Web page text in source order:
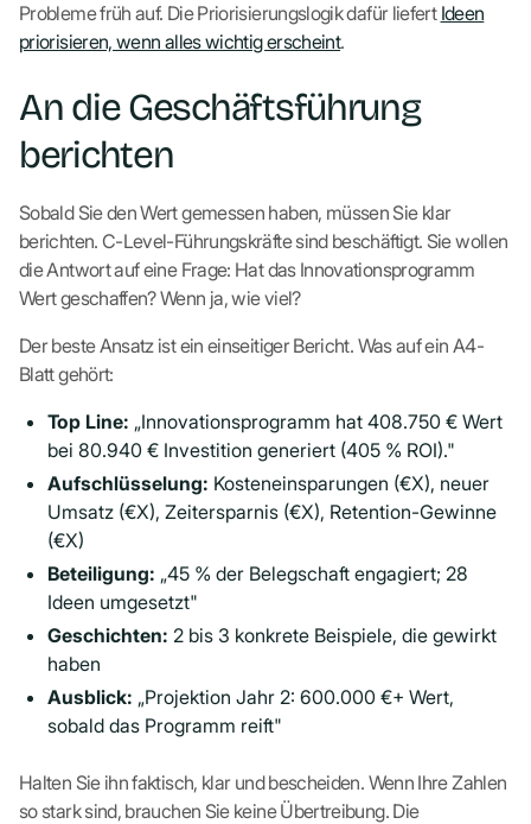
Probleme früh auf. Die Priorisierungslogik dafür liefert Ideen
priorisieren, wenn alles wichtig erscheint.
An die Geschäftsführung
berichten
Sobald Sie den Wert gemessen haben, müssen Sie klar
berichten. C-Level-Führungskräfte sind beschäftigt. Sie wollen
die Antwort auf eine Frage: Hat das Innovationsprogramm
Wert geschaffen? Wenn ja, wie viel?
Der beste Ansatz ist ein einseitiger Bericht. Was auf ein A4-
Blatt gehört:
Top Line: „Innovationsprogramm hat 408.750 € Wert
bei 80.940 € Investition generiert (405 % ROI)."
Aufschlüsselung: Kosteneinsparungen (€X), neuer
Umsatz (€X), Zeitersparnis (€X), Retention-Gewinne
(€X)
Beteiligung: „45 % der Belegschaft engagiert; 28
Ideen umgesetzt"
Geschichten: 2 bis 3 konkrete Beispiele, die gewirkt
haben
Ausblick: „Projektion Jahr 2: 600.000 €+ Wert,
sobald das Programm reift"
Halten Sie ihn faktisch, klar und bescheiden. Wenn Ihre Zahlen
so stark sind, brauchen Sie keine Übertreibung. Die